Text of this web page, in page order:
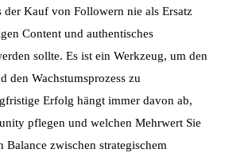
der Kauf von Followern nie als Ersatz
Content und authentisches
sollte. Es ist ein Werkzeug, um den
den Wachstumsprozess zu
Erfolg hängt immer davon ab,
pflegen und welchen Mehrwert Sie
zwischen strategischem